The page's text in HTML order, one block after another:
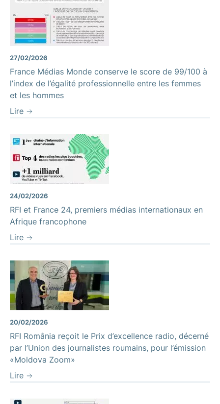
27/02/2026
France Médias Monde conserve le score de 99/100 à
l’index de l’égalité professionnelle entre les femmes
et les hommes
Lire
24/02/2026
RFI et France 24, premiers médias internationaux en
Afrique francophone
Lire
20/02/2026
RFI România reçoit le Prix d’excellence radio, décerné
par l’Union des journalistes roumains, pour l’émission
«Moldova Zoom»
Lire